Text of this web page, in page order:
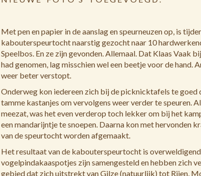
Met pen en papier in de aanslag en speurneuzen op, is
kabouterspeurtocht naarstig gezocht naar 10
Speelbos. En ze zijn gevonden. Allemaal. Dat Klaas Vaak
had genomen, lag misschien wel een beetje voor de hand.
weer beter verstopt.
Onderweg kon iedereen zich bij de picknicktafels te goed
tamme kastanjes om vervolgens weer verder te speuren.
meezat, was het even verderop toch lekker om bij het
een mandarijntje te snoepen. Daarna kon met hervonden
van de speurtocht worden afgemaakt.
Het resultaat van de kabouterspeurtocht is
vogelpindakaaspotjes zijn samengesteld en hebben zich
gebied dat zich uitstrekt van Gilze (natuurlijk) tot Rijen,